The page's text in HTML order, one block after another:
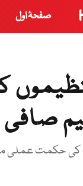
صفحۂ اول
صافی
حکمت عملی